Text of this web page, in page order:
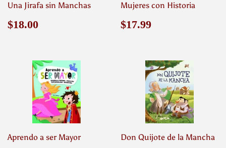
Una Jirafa sin Manchas
Precio
$18.00
Mujeres con Historia
Precio
$17.99
Aprendo a ser Mayor Don Quijote de la Mancha